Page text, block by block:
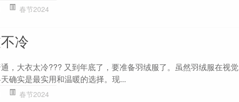
春节2024
冷
，大衣太冷??? 又到年底了，要准备羽绒服了。虽然羽绒服在视觉
确实是最实用和温暖的选择。现...
春节2024